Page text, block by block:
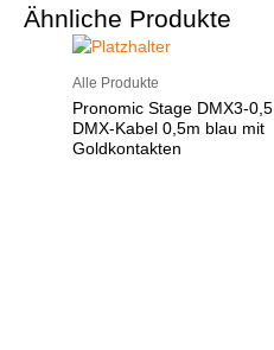
Ähnliche Produkte
Alle Produkte
Pronomic Stage DMX3-0,5
DMX-Kabel 0,5m blau mit
Goldkontakten